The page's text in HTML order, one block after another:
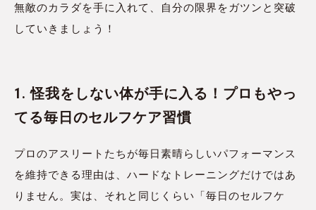
無敵のカラダを手に入れて、自分の限界をガツンと突破
していきましょう！
1. 怪我をしない体が手に入る！プロもやっ
てる毎日のセルフケア習慣
プロのアスリートたちが毎日素晴らしいパフォーマンス
を維持できる理由は、ハードなトレーニングだけではあ
りません。実は、それと同じくらい「毎日のセルフケ